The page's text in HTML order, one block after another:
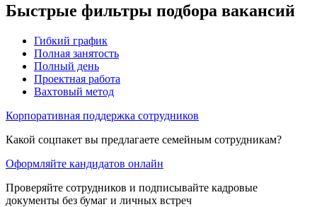
Быстрые фильтры подбора вакансий
Гибкий график
Полная занятость
Полный день
Проектная работа
Вахтовый метод
Корпоративная поддержка сотрудников
Какой соцпакет вы предлагаете семейным сотрудникам?
Оформляйте кандидатов онлайн
Проверяйте сотрудников и подписывайте кадровые
документы без бумаг и личных встреч